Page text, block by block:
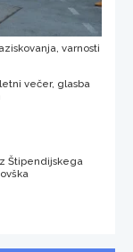
varnosti
večer, glasba
Štipendijskega